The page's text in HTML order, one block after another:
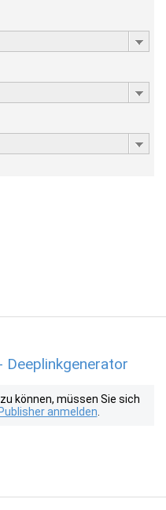
Deeplinkgenerator
können, müssen Sie sich
anmelden